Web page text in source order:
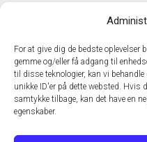
For at give dig de bedste oplevelser
gemme og/eller få adgang til
til disse teknologier, kan vi
unikke ID'er på dette websted. Hvis
samtykke tilbage, kan det have en
egenskaber.
DK –
Telefon:
E-mail: